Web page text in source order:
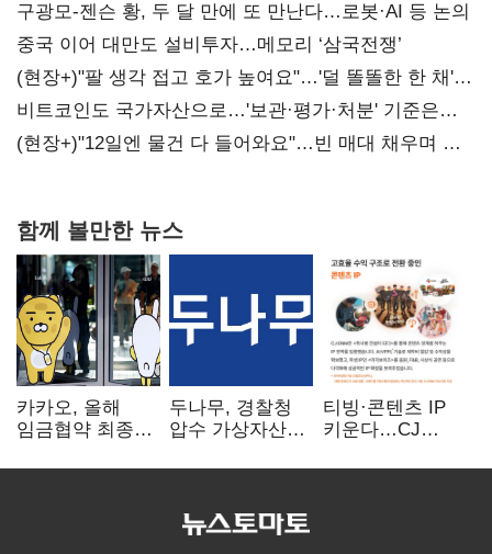
구광모-젠슨 황, 두 달 만에 또 만난다…로봇·AI 등 논의
중국 이어 대만도 설비투자…메모리 ‘삼국전쟁’
(현장+)"팔 생각 접고 호가 높여요"…'덜 똘똘한 한 채'
20억 키맞추기
비트코인도 국가자산으로…'보관·평가·처분' 기준은
숙제
(현장+)"12일엔 물건 다 들어와요"…빈 매대 채우며 문
함께 볼만한 뉴스
카카오, 올해
임금협약 최종
인상·격려금
두나무, 경찰청
압수 가상자산
커스터디 사업
티빙·콘텐츠 IP
키운다…CJ
글로벌 확장 가속